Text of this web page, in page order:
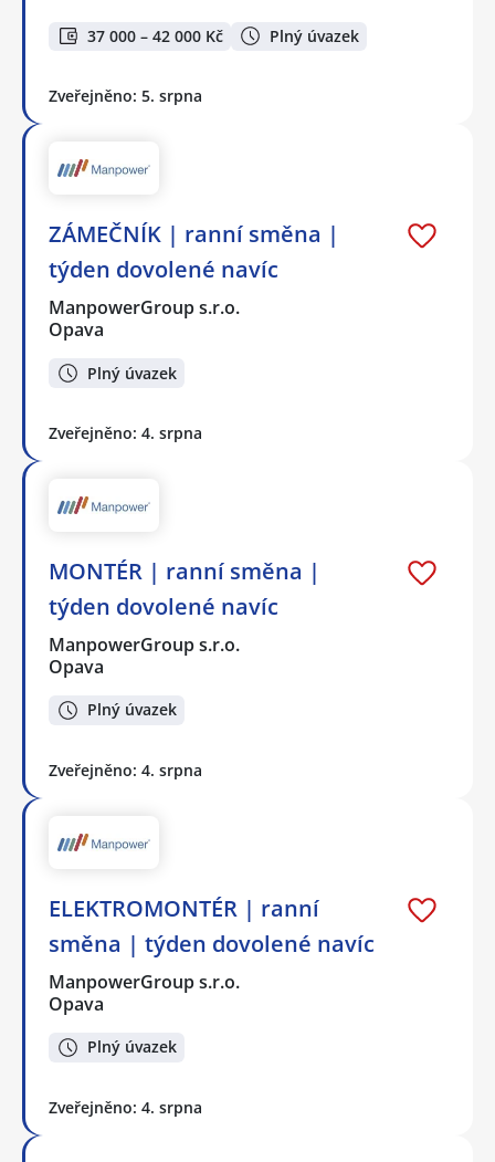
37 000 – 42 000 Kč Plný úvazek
Zveřejněno: 5. srpna
ZÁMEČNÍK | ranní směna |
týden dovolené navíc
ManpowerGroup s.r.o.
Opava
Plný úvazek
Zveřejněno: 4. srpna
MONTÉR | ranní směna |
týden dovolené navíc
ManpowerGroup s.r.o.
Opava
Plný úvazek
Zveřejněno: 4. srpna
ELEKTROMONTÉR | ranní
směna | týden dovolené navíc
ManpowerGroup s.r.o.
Opava
Plný úvazek
Zveřejněno: 4. srpna